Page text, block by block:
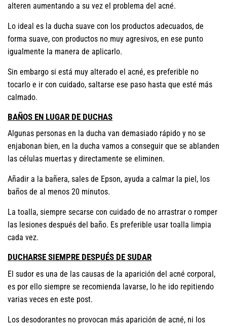
alteren aumentando a su vez el problema del acné.
Lo ideal es la ducha suave con los productos adecuados, de
forma suave, con productos no muy agresivos, en ese punto
igualmente la manera de aplicarlo.
Sin embargo si está muy alterado el acné, es preferible no
tocarlo e ir con cuidado, saltarse ese paso hasta que esté más
calmado.
BAÑOS EN LUGAR DE DUCHAS
Algunas personas en la ducha van demasiado rápido y no se
enjabonan bien, en la ducha vamos a conseguir que se ablanden
las células muertas y directamente se eliminen.
Añadir a la bañera, sales de Epson, ayuda a calmar la piel, los
baños de al menos 20 minutos.
La toalla, siempre secarse con cuidado de no arrastrar o romper
las lesiones después del baño. Es preferible usar toalla limpia
cada vez.
DUCHARSE SIEMPRE DESPUÉS DE SUDAR
El sudor es una de las causas de la aparición del acné corporal,
es por ello siempre se recomienda lavarse, lo he ido repitiendo
varias veces en este post.
Los desodorantes no provocan más aparición de acné, ni los